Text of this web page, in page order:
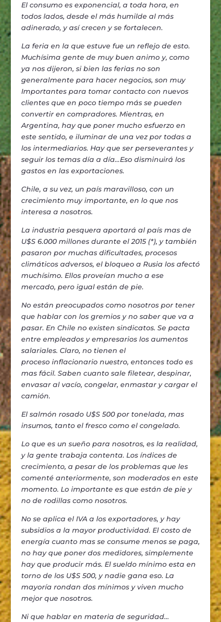
El consumo es exponencial, a toda hora, en
todos lados, desde el más humilde al más
adinerado, y así crecen y se fortalecen.
La feria en la que estuve fue un reflejo de esto.
Muchísima gente de muy buen animo y, como
ya nos dijeron, si bien las ferias no son
generalmente para hacer negocios, son muy
Importantes para tomar contacto con nuevos
clientes que en poco tiempo más se pueden
convertir en compradores. Mientras, en
Argentina, hay que poner mucho esfuerzo en
este sentido, e iluminar de una vez por todas a
los intermediarios. Hay que ser perseverantes y
seguir los temas día a día…Eso disminuirá los
gastos en las exportaciones.
Chile, a su vez, un país maravilloso, con un
crecimiento muy importante, en lo que nos
interesa a nosotros.
La industria pesquera aportará al país mas de
U$S 6.000 millones durante el 2015 (*), y también
pasaron por muchas dificultades, procesos
climáticos adversos, el bloqueo a Rusia los afectó
muchísimo. Ellos proveían mucho a ese
mercado, pero igual están de pie.
No están preocupados como nosotros por tener
que hablar con los gremios y no saber que va a
pasar. En Chile no existen sindicatos. Se pacta
entre empleados y empresarios los aumentos
salariales. Claro, no tienen el
proceso inflacionario nuestro, entonces todo es
mas fácil. Saben cuanto sale filetear, despinar,
envasar al vacío, congelar, enmastar y cargar el
camión.
El salmón rosado U$S 500 por tonelada, mas
insumos, tanto el fresco como el congelado.
Lo que es un sueño para nosotros, es la realidad,
y la gente trabaja contenta. Los índices de
crecimiento, a pesar de los problemas que les
comenté anteriormente, son moderados en este
momento. Lo importante es que están de pie y
no de rodillas como nosotros.
No se aplica el IVA a los exportadores, y hay
subsidios a la mayor productividad. El costo de
energía cuanto mas se consume menos se paga,
no hay que poner dos medidores, simplemente
hay que producir más. El sueldo mínimo esta en
torno de los U$S 500, y nadie gana eso. La
mayoría rondan dos mínimos y viven mucho
mejor que nosotros.
Ni que hablar en materia de seguridad…